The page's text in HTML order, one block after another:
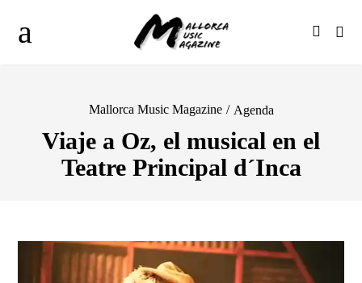
Mallorca Music Magazine / Agenda
Viaje a Oz, el musical en el
Teatre Principal d´Inca